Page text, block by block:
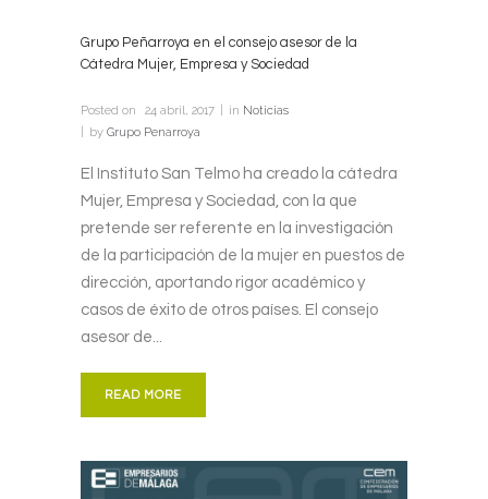
Grupo Peñarroya en el consejo asesor de la
Cátedra Mujer, Empresa y Sociedad
Posted on 24 abril, 2017 in Noticias
by Grupo Penarroya
El Instituto San Telmo ha creado la cátedra
Mujer, Empresa y Sociedad, con la que
pretende ser referente en la investigación
de la participación de la mujer en puestos de
dirección, aportando rigor académico y
casos de éxito de otros países. El consejo
asesor de...
READ MORE